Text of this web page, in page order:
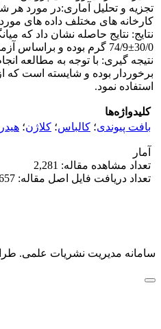
تجزیه و تحلیل آماری:در مورد هر
کارخانه های مختلف داده های
30/0±74/9 گرم بوده و براساس آزمون آنالیز واریانس یکطرفه در مقایسه هر شاخص در بین کارخانه های مختلف‘ اختلاف معنی داری وجود نداشت.
نتیجه گیری: با توجه به مطالعه
برخوردار بوده و شایسته است که
استفاده نمود.
کلیدواژه‌ها
بافت پیوندی؛ کالباس؛ کلاژن؛
آمار
تعداد مشاهده مقاله: 2,281
تعداد دریافت فایل اصل مقاله: 1,657
سامانه مدیریت نشریات علمی.